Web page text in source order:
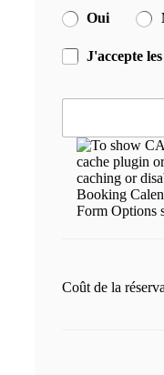
Oui
J'accepte
Coût de la